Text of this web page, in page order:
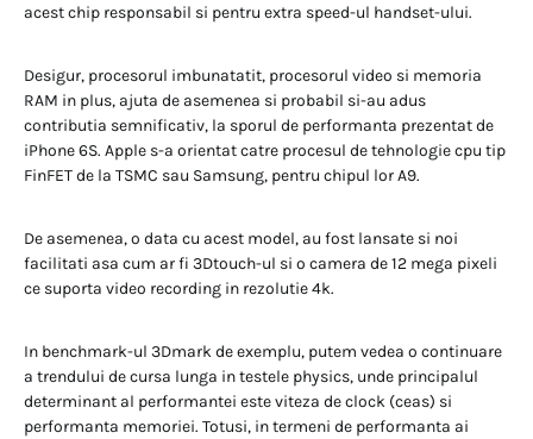
acest chip responsabil si pentru extra speed-ul handset-ului.
Desigur, procesorul imbunatatit, procesorul video si memoria
RAM in plus, ajuta de asemenea si probabil si-au adus
contributia semnificativ, la sporul de performanta prezentat de
iPhone 6S. Apple s-a orientat catre procesul de tehnologie cpu tip
FinFET de la TSMC sau Samsung, pentru chipul lor A9.
De asemenea, o data cu acest model, au fost lansate si noi
facilitati asa cum ar fi 3Dtouch-ul si o camera de 12 mega pixeli
ce suporta video recording in rezolutie 4k.
In benchmark-ul 3Dmark de exemplu, putem vedea o continuare
a trendului de cursa lunga in testele physics, unde principalul
determinant al performantei este viteza de clock (ceas) si
performanta memoriei. Totusi, in termeni de performanta ai